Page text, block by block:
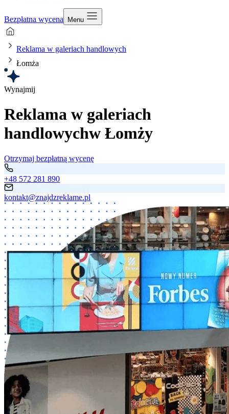
Bezpłatna wycena Menu
Reklama w galeriach handlowych
Łomża
Wynajmij
Reklama w galeriach
handlowychw Łomży
Otrzymaj bezpłatną wycenę
+48 572 281 890
kontakt@znajdzreklame.pl